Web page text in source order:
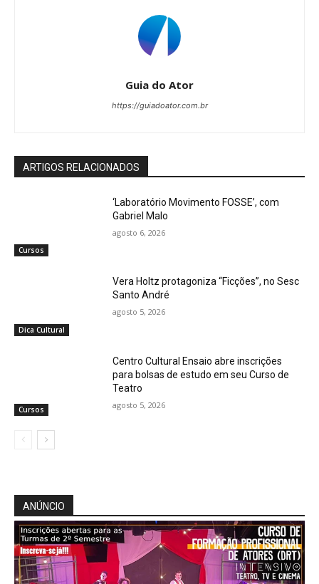
Guia do Ator
https://guiadoator.com.br
ARTIGOS RELACIONADOS
Cursos
‘Laboratório Movimento FOSSE’, com
Gabriel Malo
agosto 6, 2026
Dica Cultural
Vera Holtz protagoniza “Ficções”, no Sesc
Santo André
agosto 5, 2026
Cursos
Centro Cultural Ensaio abre inscrições
para bolsas de estudo em seu Curso de
Teatro
agosto 5, 2026
ANÚNCIO